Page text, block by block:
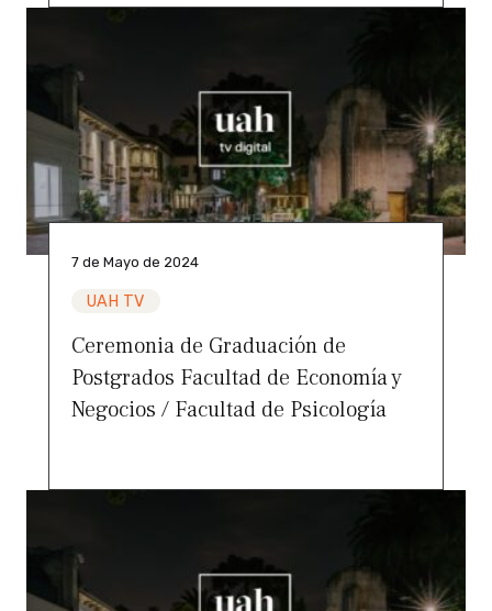
7 de Mayo de 2024
UAH TV
Ceremonia de Graduación de
Postgrados Facultad de Economía y
Negocios / Facultad de Psicología